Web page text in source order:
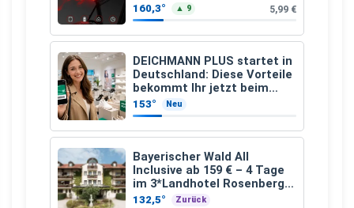
160,3° ▲ 9 5,99 €
DEICHMANN PLUS startet in
Deutschland: Diese Vorteile
bekommt Ihr jetzt beim
Schuhkauf
153° Neu
Bayerischer Wald All
Inclusive ab 159 € – 4 Tage
im 3*Landhotel Rosenberger
mit Wellness
132,5° Zurück